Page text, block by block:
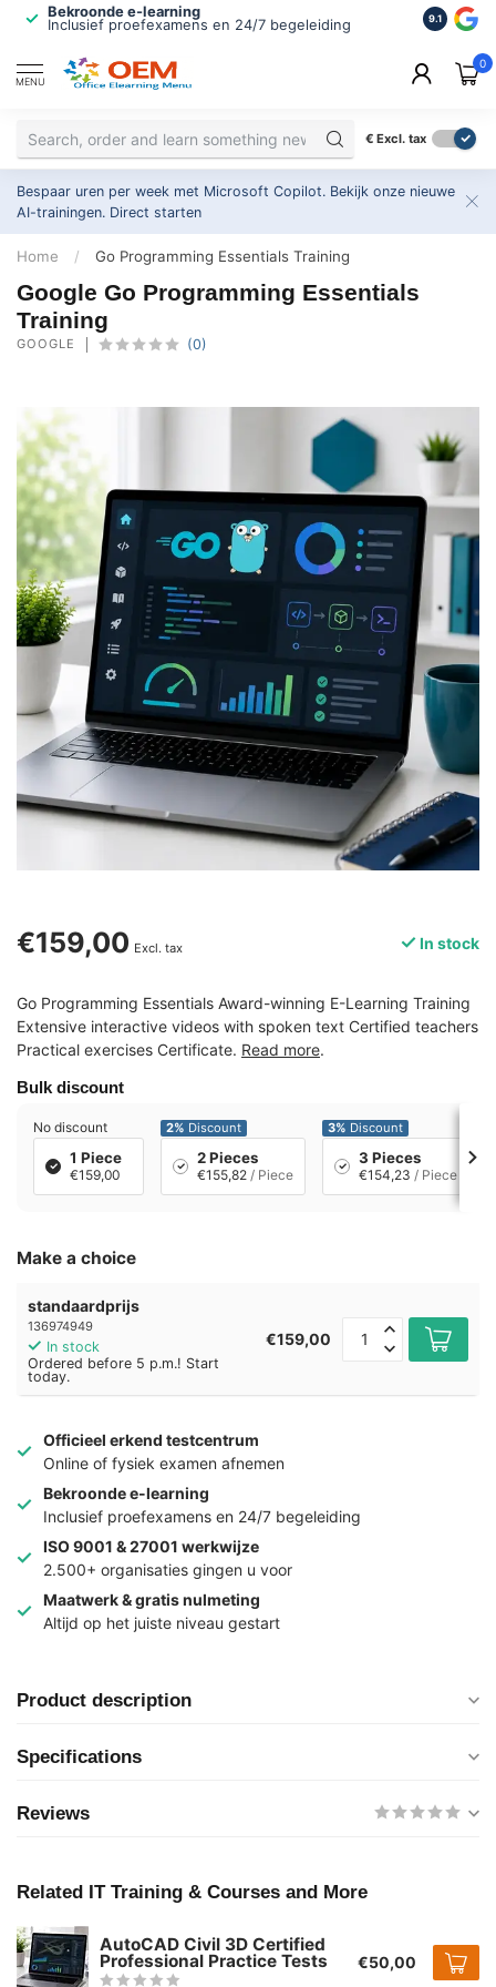
Bekroonde e-learning
Inclusief proefexamens en 24/7 begeleiding
ISO
2.500+
9.1
MENU
0
€ Excl. tax
Bespaar uren per week met Microsoft Copilot. Bekijk onze nieuwe
AI-trainingen. Direct starten
Home / Go Programming Essentials Training
Google Go Programming Essentials
Training
GOOGLE (0)
€159,00 Excl. tax In stock
Go Programming Essentials Award-winning E-Learning Training
Extensive interactive videos with spoken text Certified teachers
Practical exercises Certificate. Read more.
Bulk discount
No discount
1 Piece
€159,00
2% Discount
2 Pieces
€155,82 / Piece
3% Discount
3 Pieces
€154,23 / Piece
Make a choice
standaardprijs
136974949
In stock
Ordered before 5 p.m.! Start
today.
€159,00
Officieel erkend testcentrum
Online of fysiek examen afnemen
Bekroonde e-learning
Inclusief proefexamens en 24/7 begeleiding
ISO 9001 & 27001 werkwijze
2.500+ organisaties gingen u voor
Maatwerk & gratis nulmeting
Altijd op het juiste niveau gestart
Product description
Specifications
Reviews
Related IT Training & Courses and More
AutoCAD Civil 3D Certified
Professional Practice Tests €50,00